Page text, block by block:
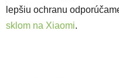
lepšiu ochranu
sklom na Xiaomi.